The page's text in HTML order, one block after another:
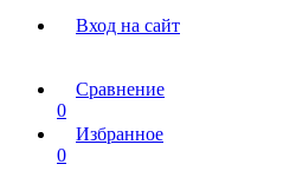
Вход на сайт
Сравнение
0
Избранное
0